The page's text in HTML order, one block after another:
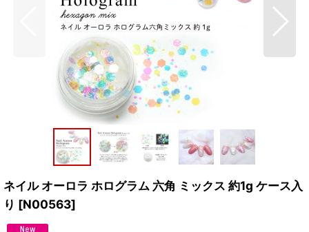
ネイル オーロラ ホログラム 六角 ミックス 約1g ケース入
り [N00563]